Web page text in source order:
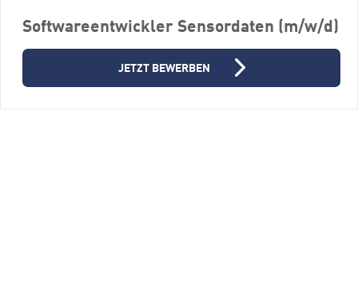
Softwareentwickler Sensordaten (m/w/d)
JETZT BEWERBEN